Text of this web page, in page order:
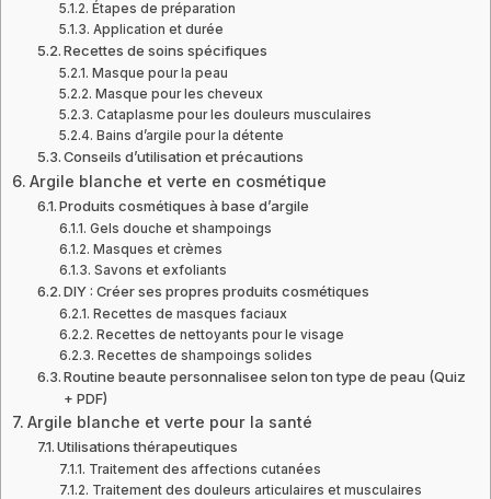
Étapes de préparation
Application et durée
Recettes de soins spécifiques
Masque pour la peau
Masque pour les cheveux
Cataplasme pour les douleurs musculaires
Bains d’argile pour la détente
Conseils d’utilisation et précautions
Argile blanche et verte en cosmétique
Produits cosmétiques à base d’argile
Gels douche et shampoings
Masques et crèmes
Savons et exfoliants
DIY : Créer ses propres produits cosmétiques
Recettes de masques faciaux
Recettes de nettoyants pour le visage
Recettes de shampoings solides
Routine beaute personnalisee selon ton type de peau (Quiz
+ PDF)
Argile blanche et verte pour la santé
Utilisations thérapeutiques
Traitement des affections cutanées
Traitement des douleurs articulaires et musculaires